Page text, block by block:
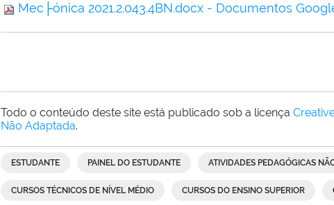
Mec├ónica 2021.2.043.4BN.docx - Documentos
Todo o conteúdo deste site está publicado sob a licença
Não Adaptada.
ESTUDANTE PAINEL DO ESTUDANTE ATIVIDADES PEDAGÓGICAS
CURSOS TÉCNICOS DE NÍVEL MÉDIO CURSOS DO ENSINO SUPERIOR